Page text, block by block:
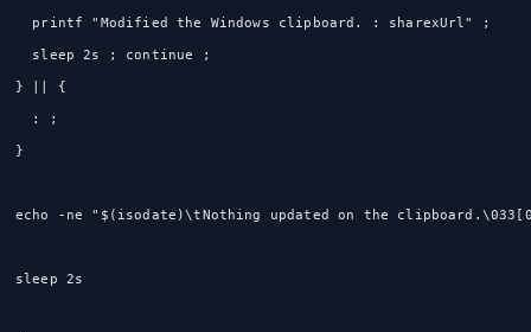
  printf "Modified the Windows clipboard. : sharexUrl" ;
  sleep 2s ; continue ;
} || {
  : ;
}
echo -ne "$(isodate)\tNothing updated on the
sleep 2s